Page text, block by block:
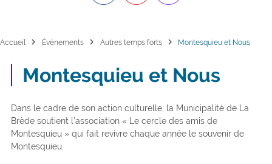
Accueil chevron_right Événements chevron_right Autres temps forts chevron_right Montesquieu et Nous
Montesquieu et Nous
Dans le cadre de son action culturelle, la Municipalité de La
Brède soutient l’association « Le cercle des amis de
Montesquieu » qui fait revivre chaque année le souvenir de
Montesquieu.